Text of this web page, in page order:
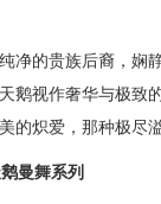
净的贵族后裔，娴
鹅视作奢华与极致
的炽爱，那种极尽
曼舞系列